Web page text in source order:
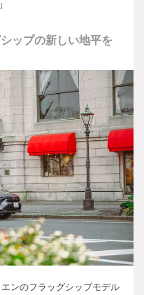
ップの新しい地平を
ンのフラッグシップモデル